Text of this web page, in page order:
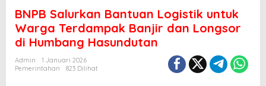
BNPB Salurkan Bantuan Logistik untuk
Warga Terdampak Banjir dan Longsor
di Humbang Hasundutan
Admin
1 Januari 2026
Pemerintahan
823 Dilihat